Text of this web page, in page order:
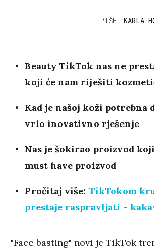
PIŠE KARLA
Beauty TikTok nas ne
koji će nam riješiti
Kad je našoj koži
vrlo inovativno rješenje
Nas je šokirao proizvod
must have proizvod
Pročitaj više: TikTokom
prestaje raspravljati -
"Face basting" novi je TikTok